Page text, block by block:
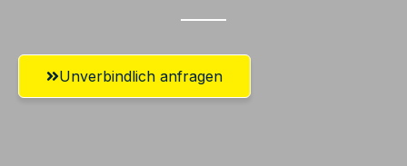
Unverbindlich anfragen